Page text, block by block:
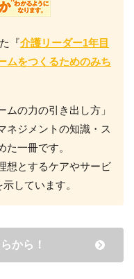
『介護リーダー1年目
ムをつくるためのみち
ムの力の引き出し方」
ネジメントの知識・ス
一冊です。
想とするケアやサービ
しています。
から！